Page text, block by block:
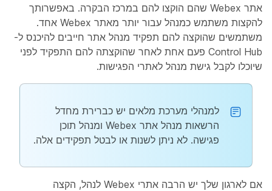
אתר Webex שהם הוקצו להם במרכז הבקרה. באפשרותך
להקצות משתמש כמנהל עבור יותר מאתר Webex אחד.
משתמשים שהוקצה להם תפקיד מנהל אתר חייבים להיכנס ל-
Control Hub פעם אחת לאחר שהוקצתה להם התפקיד לפני
שיוכלו לקבל גישת מנהל לאתרי הפגישות.
למנהלי מערכת מלאים יש כברירת מחדל
הרשאות מנהל אתר Webex ומנהל תוכן
פגישה. לא ניתן לשנות או לבטל תפקידים אלה.
אם לארגון שלך יש הרבה אתרי Webex לנהל, הקצה